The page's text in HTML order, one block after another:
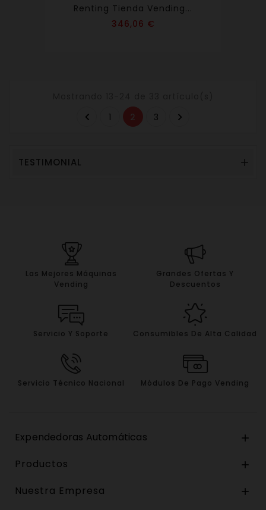
Renting Tienda Vending...
346,06 €
 1 2 3 
TESTIMONIAL 
Las Mejores Máquinas
Vending
Grandes Ofertas Y
Descuentos
Servicio Y Soporte Consumibles De Alta Calidad
Servicio Técnico Nacional Módulos De Pago Vending
Expendedoras Automáticas 
Productos 
Nuestra Empresa 